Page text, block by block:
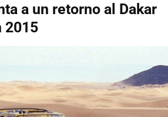
a un retorno al Dakar
2015